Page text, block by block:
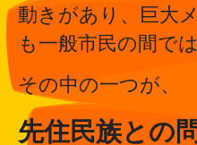
動きがあり、巨大
も一般市民の間で
その中の一つが、
先住民族との問